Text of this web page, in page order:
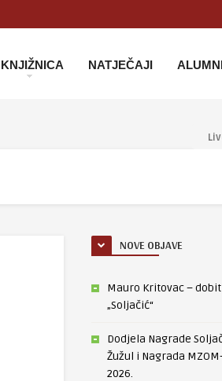
KNJIŽNICA NATJEČAJI
NOVE OBJAVE
Mauro Kritovac –
„Soljačić“
Dodjela Nagrade
Žužul i Nagrada
2026.